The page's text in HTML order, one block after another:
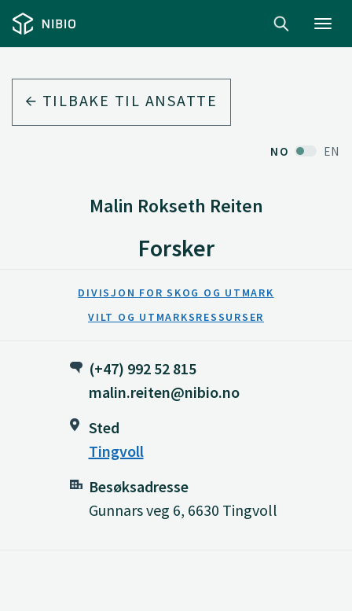
TILBAKE TIL ANSATTE
NO EN
Malin Rokseth Reiten
Forsker
DIVISJON FOR SKOG OG UTMARK
VILT OG UTMARKSRESSURSER
(+47) 992 52 815
malin.reiten@nibio.no
Sted
Tingvoll
Besøksadresse
Gunnars veg 6, 6630 Tingvoll